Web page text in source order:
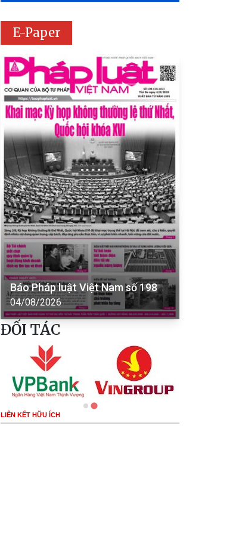
E-Paper
Báo Pháp luật Việt Nam số 198
04/08/2026
ĐỐI TÁC
LIÊN KẾT HỮU ÍCH